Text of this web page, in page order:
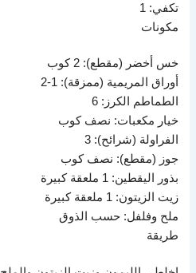
تكفي: 1
مكونات
خس أخضر (مقطع): 2 كوب
أوراق المريمية (ممزقة): 1-2
الطماطم الكرز: 6
خيار مكعبات: نصف كوب
الفراولة (شرائح): 3
جوز (مقطع): نصف كوب
بذور اليقطين: 1 ملعقة كبيرة
زيت الزيتون: 1 ملعقة كبيرة
ملح وفلفل: حسب الذوق
طريقة